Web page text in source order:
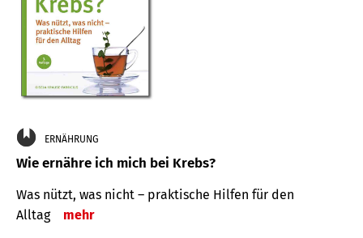
ERNÄHRUNG
Wie ernähre ich mich bei Krebs?
Was nützt, was nicht – praktische Hilfen für den
Alltag
mehr